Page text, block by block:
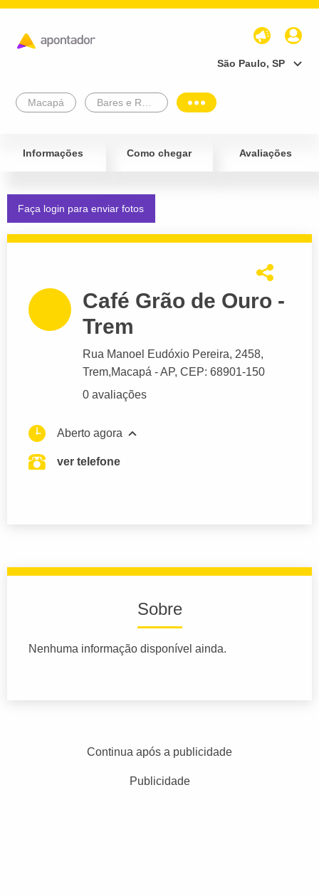
São Paulo, SP
Macapá
Informações Como chegar Avaliações
Faça login para enviar fotos
Café Grão de Ouro -
Trem
Rua Manoel Eudóxio Pereira, 2458,
Trem,Macapá - AP, CEP: 68901-150
0 avaliações
Aberto agora
ver telefone
Sobre
Nenhuma informação disponível ainda.
Continua após a publicidade
Publicidade